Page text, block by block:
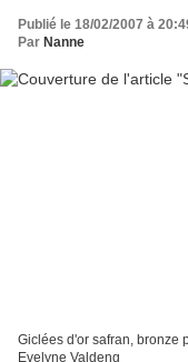
Publié le 18/02/2007 à
Par Nanne
Giclées d'or safran, bronze
Evelyne Valdeng